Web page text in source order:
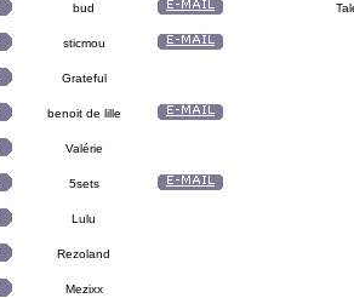
bud
sticmou
Grateful
benoit de lille
Valérie
5sets
Lulu
Rezoland
Mezixx